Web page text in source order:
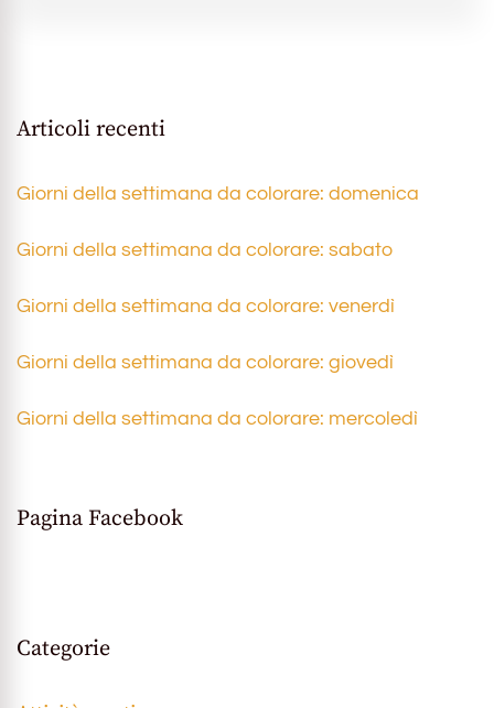
Articoli recenti
Giorni della settimana da colorare: domenica
Giorni della settimana da colorare: sabato
Giorni della settimana da colorare: venerdì
Giorni della settimana da colorare: giovedì
Giorni della settimana da colorare: mercoledì
Pagina Facebook
Categorie